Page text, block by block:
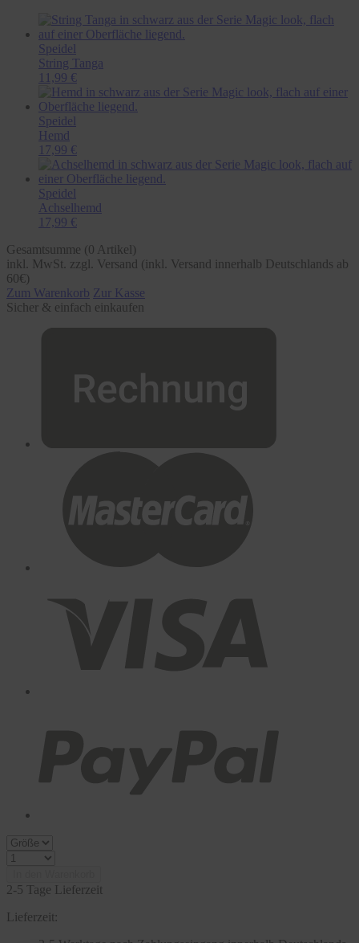
Speidel
String Tanga
11,99 €
Speidel
Hemd
17,99 €
Speidel
Achselhemd
17,99 €
Gesamtsumme (0 Artikel)
inkl. MwSt. zzgl. Versand (inkl. Versand innerhalb Deutschlands ab
60€)
Zum Warenkorb Zur Kasse
Sicher & einfach einkaufen
2-5 Tage Lieferzeit
Lieferzeit: